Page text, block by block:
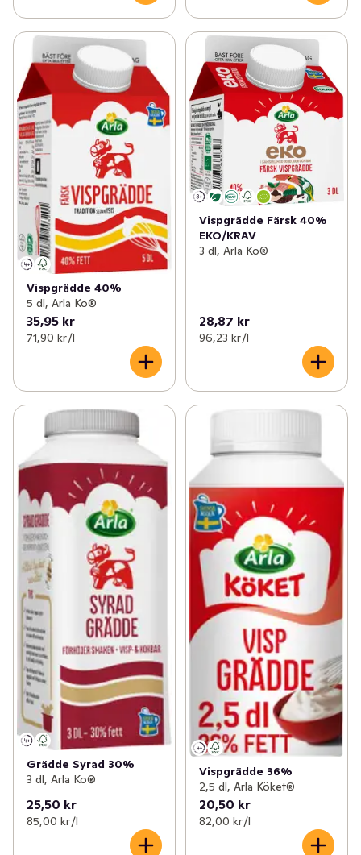
Vispgrädde 40%
5 dl, Arla Ko®
35,95 kr
71,90 kr /l
Vispgrädde Färsk 40%
EKO/KRAV
3 dl, Arla Ko®
28,87 kr
96,23 kr /l
Grädde Syrad 30%
3 dl, Arla Ko®
25,50 kr
85,00 kr /l
Vispgrädde 36%
2,5 dl, Arla Köket®
20,50 kr
82,00 kr /l